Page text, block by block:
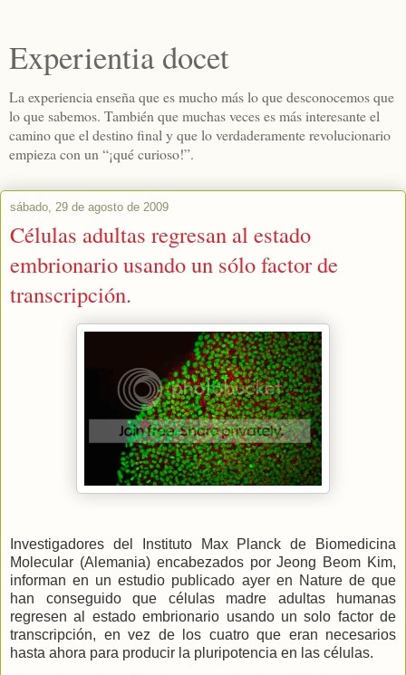
Experientia docet
La experiencia enseña que es mucho más lo que desconocemos que
lo que sabemos. También que muchas veces es más interesante el
camino que el destino final y que lo verdaderamente revolucionario
empieza con un “¡qué curioso!”.
sábado, 29 de agosto de 2009
Células adultas regresan al estado
embrionario usando un sólo factor de
transcripción.
Investigadores del Instituto Max Planck de Biomedicina
Molecular (Alemania) encabezados por Jeong Beom Kim,
informan en un estudio publicado ayer en Nature de que
han conseguido que células madre adultas humanas
regresen al estado embrionario usando un solo factor de
transcripción, en vez de los cuatro que eran necesarios
hasta ahora para producir la pluripotencia en las células.